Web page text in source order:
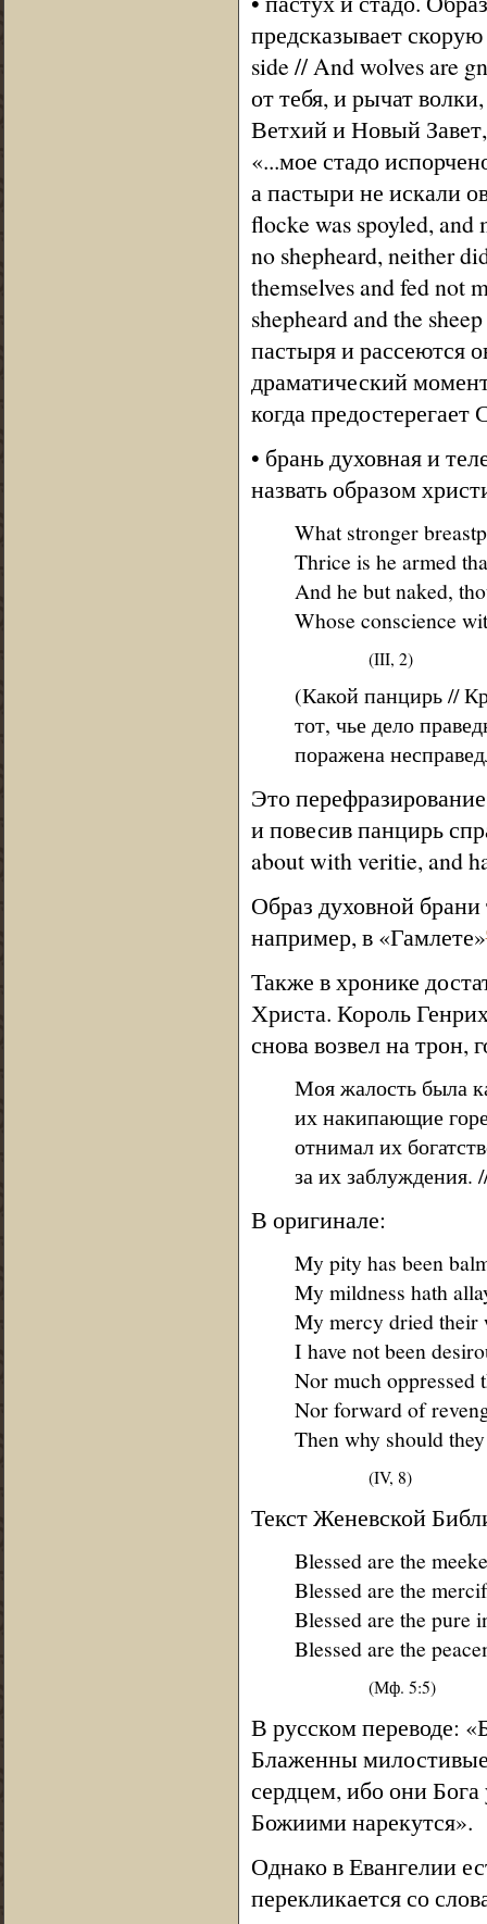
предсказывает
side // And wolves are
от тебя, и рычат
Ветхий и Новый
«...мое стадо
а пастыри не искали
flocke was spoyled, and
no shepheard, neither
themselves and fed not
shepheard and the
пастыря и рассеются
драматический
когда предостерегает
• брань духовная и
назвать образом
What stronger
Thrice is he armed
And he but naked,
Whose conscience
(III, 2)
(Какой панцирь //
тот, чье дело
поражена
Это
и повесив панцирь
about with veritie, and
Образ духовной
например, в «Гамлете»
Также в хронике
Христа. Король
снова возвел на трон,
Моя жалость была
их накипающие
отнимал их
за их
В оригинале:
My pity has been
My mildness hath
My mercy dried their
I have not been
Nor much oppressed
Nor forward of
Then why should
(IV, 8)
Текст Женевской
Blessed are the
Blessed are the
Blessed are the pure
Blessed are the
(Мф. 5:5)
В русском переводе:
Блаженны
сердцем, ибо они
Божиими нарекутся».
Однако в Евангелии
перекликается со